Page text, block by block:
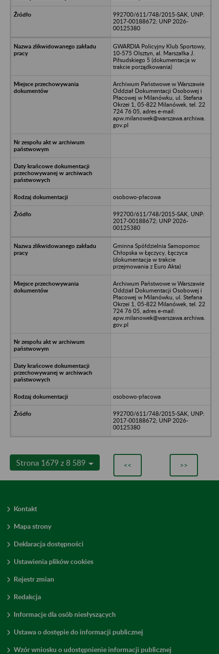
992700/611/748/2015-SAK, UNP:
2017-00188672; UNP 2026-
00125380
GWARDIA Policyjny Klub Sportowy,
10-575 Olsztyn, al. Marszałka J.
Piłsudskiego 5 (dokumentacja w
trakcie porządkowania)
Archiwum Państwowe w Warszawie
Oddział Dokumentacji Osobowej i
Płacowej w Milanówku, ul. Stefana
Okrzei 1, 05-822 Milanówek, tel. 22
724 76 05, adres e-mail:
apw.milanowek@warszawa.archiwa.
gov.pl
osobowo-płacowa
992700/611/748/2015-SAK, UNP:
2017-00188672; UNP 2026-
00125380
Gminna Spółdzielnia Samopomoc
Chłopska w Łęczycy, Łęczyca
(dokumentacja w trakcie
przejmowania z Euro Akta)
Archiwum Państwowe w Warszawie
Oddział Dokumentacji Osobowej i
Płacowej w Milanówku, ul. Stefana
Okrzei 1, 05-822 Milanówek, tel. 22
724 76 05, adres e-mail:
apw.milanowek@warszawa.archiwa.
gov.pl
osobowo-płacowa
992700/611/748/2015-SAK, UNP:
2017-00188672; UNP 2026-
00125380
Strona 1679 z 8 589 << >>
Kontakt
Mapa strony
Deklaracja dostępności
Ustawienia plików cookies
Rejestr zmian
Redakcja
Informacje dla osób niesłyszących
Ustawa o dostępie do informacji publicznej
Wzór wniosku o udostępnienie informacji publicznej